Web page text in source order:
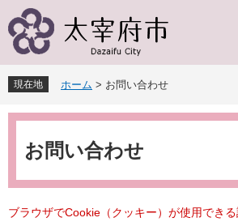
ー
先
頭
で
ニ
を
飛
ば
現在地 ホーム > お問い合わせ
本
お問い合わせ
ブラウザでCookie（クッキー）が使用できる